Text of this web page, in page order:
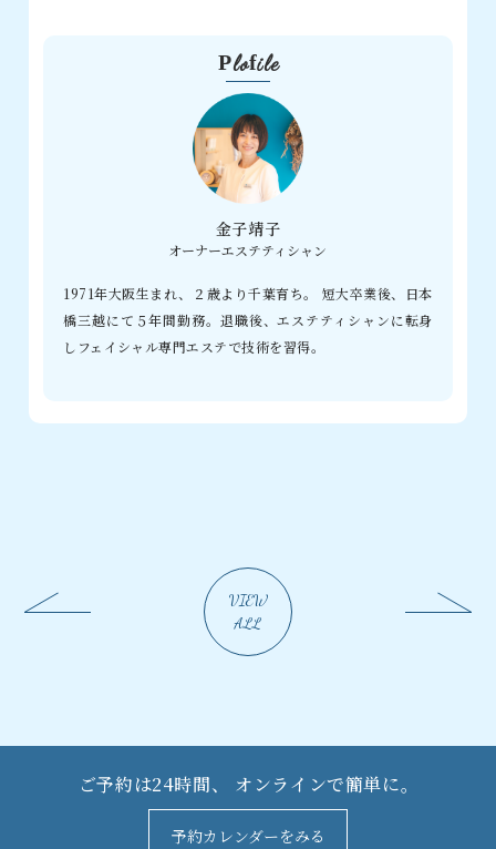
Plofile
金子靖子
オーナーエステティシャン
1971年大阪生まれ、２歳より千葉育ち。 短大卒業後、日本
橋三越にて５年間勤務。退職後、エステティシャンに転身
しフェイシャル専門エステで技術を習得。
VIEW
ALL
ご予約は24時間、 オンラインで簡単に。
予約カレンダーをみる